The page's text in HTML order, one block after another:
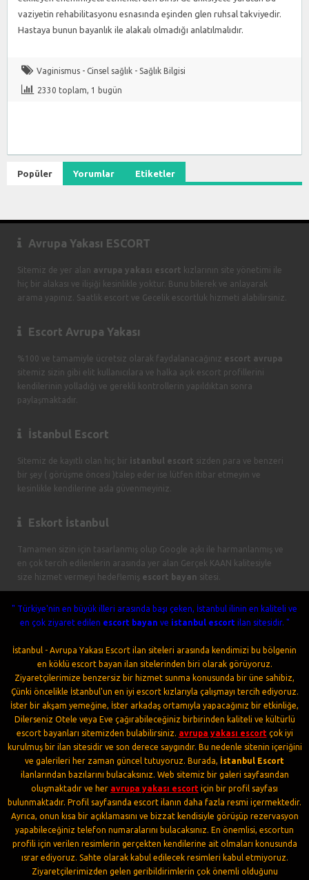
vaziyetin rehabilitasyonu esnasında eşinden glen ruhsal takviyedir.
Hastaya bunun bayanlık ile alakalı olmadığı anlatılmalıdır.
Vaginismus - Cinsel sağlık - Sağlık Bilgisi
2330 toplam, 1 bugün
Popüler Yorumlar Etiketler
Avrupa Yakası ESCORT
Sitemiz de yer alan avrupa yakası escort kızlarının site yönetimi ile
hiç bir alakası ve ilişiği kesinlikle yoktur. Bunu bilerek ve anlayarak
arama yapınız. Saatlik escort ve Gecelik escortluk hizmeti alabilirsiniz.
Escort Avrupa Yakası
%100 ve tamamiyle ücretsiz olarak faydalanacağınız escort avrupa
sitemiz sizin gibi elit kullanıcılara ve halka açık escort profillerini
kendilerinin yolladığı ve gerekli kontrollerin yapıldıktan sonra
paylaşmaktadır.
İstanbul Escort
Sitemiz de kayıtlı olan hiç bir istanbul escort sizden para ve benzeri
bir şey ( görüşme öncesi )talep eder ise lütfen itibar etmeyin ve
kesinlikle kendilerine asla güvenmeyiniz.
Eskort İstanbul
Tamamen sizin için tasarlanmış olup Google aşkı ile harmanlanmış ve
en çok tercih edilenlerin arasında yer alan Gerçek KAAN kalitesiyle
size hizmet vermeyi hedeflemiş escort bayan sitesi.
" Türkiye'nin en büyük illeri arasında başı çeken, İstanbul ilinin en kaliteli ve
en çok ziyaret edilen escort bayan ve istanbul escort ilan sitesidir. "
İstanbul - Avrupa Yakası Escort ilan siteleri arasında kendimizi bu bölgenin
en köklü escort bayan ilan sitelerinden biri olarak görüyoruz.
Ziyaretçilerimize benzersiz bir hizmet sunma konusunda bir üne sahibiz,
Çünki öncelikle İstanbul'un en iyi escort kızlarıyla çalışmayı tercih ediyoruz.
İster bir akşam yemeğine, İster arkadaş ortamıyla yapacağınız bir etkinliğe,
Dilerseniz Otele veya Eve çağırabileceğiniz birbirinden kaliteli ve kültürlü
escort bayanları sitemizden bulabilirsiniz. avrupa yakası escort çok iyi
kurulmuş bir ilan sitesidir ve son derece saygındır. Bu nedenle sitenin içeriğini
ve galerileri her zaman güncel tutuyoruz. Burada, İstanbul Escort
ilanlarından bazılarını bulacaksınız. Web sitemiz bir galeri sayfasından
oluşmaktadır ve her avrupa yakası escort için bir profil sayfası
bulunmaktadır. Profil sayfasında escort ilanın daha fazla resmi içermektedir.
Ayrıca, onun kısa bir açıklamasını ve bizzat kendisiyle görüşüp rezervasyon
yapabileceğiniz telefon numaralarını bulacaksınız. En önemlisi, escortun
profili için verilen resimlerin gerçekten kendilerine ait olmaları konusunda
ısrar ediyoruz. Sahte olarak kabul edilecek resimleri kabul etmiyoruz.
Ziyaretçilerimizden gelen geribildirimlerin çok önemli olduğunu